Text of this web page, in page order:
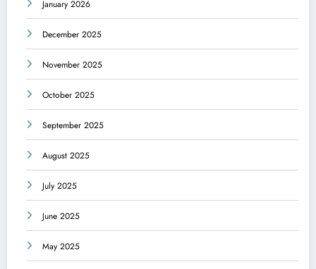
January 2026
December 2025
November 2025
October 2025
September 2025
August 2025
July 2025
June 2025
May 2025